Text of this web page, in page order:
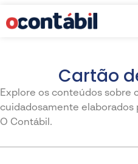
Cartão
Explore os conteúdos sobre
cuidadosamente
O Contábil.